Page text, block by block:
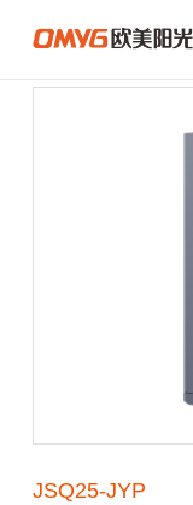
网站导航
关于我们
JSQ25-JYP